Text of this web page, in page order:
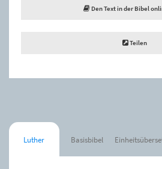
Den Text in der Bibel
Teilen
Luther Basisbibel